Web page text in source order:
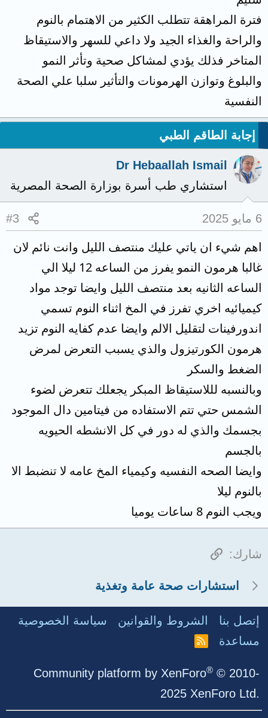
فترة المراهقة تتطلب الكثير من الاهتمام بالنوم
والراحة والغذاء الجيد ولا داعي للسهر والاستيقاظ
المتاخر فذلك يؤدي لمشاكل صحية وتأثر النمو
والبلوغ وتوازن الهرمونات والتأثير سلبا علي الصحة
النفسية
إجابة الطاقم الطبي
Dr Hebaallah Ismail
استشاري طب أسرة بوزارة الصحة المصرية
6 مايو 2025 #3
اهم شيء ان ياتي عليك منتصف الليل وانت نائم لان
غالبا هرمون النمو يفرز من الساعه 12 ليلا الي
الساعه الثانيه بعد منتصف الليل وايضا توجد مواد
كيميائيه اخري تفرز في المخ اثناء النوم تسمي
اندورفينات لتقليل الالم وايضا عدم كفايه النوم تزيد
هرمون الكورتيزول والذي يسبب التعرض لمرض
الضغط والسكر
وبالنسبه لللاستيقاظ المبكر يجعلك تتعرض لضوء
الشمس حتي تتم الاستفاده من فيتامين دال الموجود
بجسمك والذي له دور في كل الانشطه الحيويه
بالجسم
وايضا الصحه النفسيه وكيمياء المخ عامه لا تنضبط الا
بالنوم ليلا
ويجب النوم 8 ساعات يوميا
شارك: الرابط
استشارات صحة عامة وتغذية
إتصل بنا الشروط والقوانين
سياسة الخصوصية
مساعدة
R
Community platform by XenForo® © 2010-
2025 XenForo Ltd.